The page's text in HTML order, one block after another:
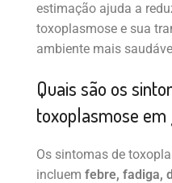
estimação ajuda a
toxoplasmose e sua
ambiente mais
Quais são os
toxoplasmose em
Os sintomas de
incluem febre, fadiga,